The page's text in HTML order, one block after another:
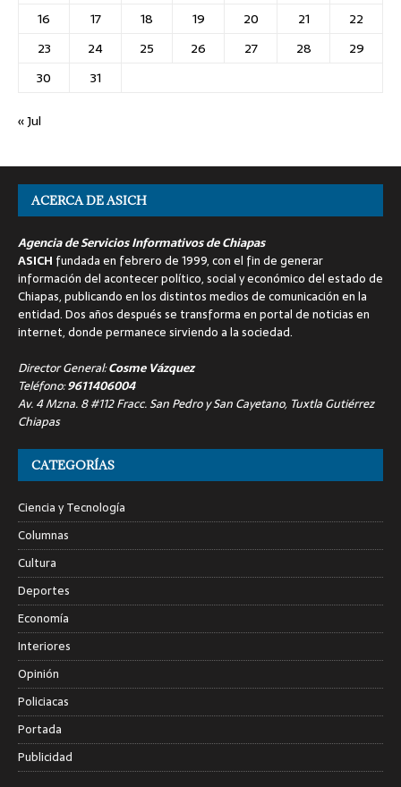
16
17 18 19 20 21
22
23
24 25 26 27 28
29
30
31
« Jul
ACERCA DE ASICH
Agencia de Servicios Informativos de Chiapas
ASICH fundada en febrero de 1999, con el fin de generar
información del acontecer político, social y económico del estado de
Chiapas, publicando en los distintos medios de comunicación en la
entidad. Dos años después se transforma en portal de noticias en
internet, donde permanece sirviendo a la sociedad.
Director General:Cosme Vázquez
Teléfono:9611406004
Av. 4 Mzna. 8 #112 Fracc. San Pedro y San Cayetano, Tuxtla Gutiérrez
Chiapas
CATEGORÍAS
Ciencia y Tecnología
Columnas
Cultura
Deportes
Economía
Interiores
Opinión
Policiacas
Portada
Publicidad